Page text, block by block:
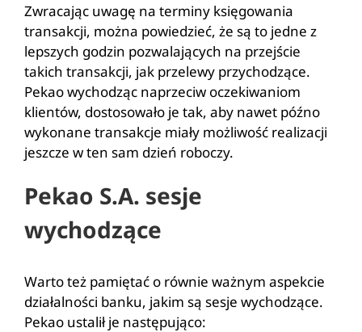
Zwracając uwagę na terminy księgowania
transakcji, można powiedzieć, że są to jedne z
lepszych godzin pozwalających na przejście
takich transakcji, jak przelewy przychodzące.
Pekao wychodząc naprzeciw oczekiwaniom
klientów, dostosowało je tak, aby nawet późno
wykonane transakcje miały możliwość realizacji
jeszcze w ten sam dzień roboczy.
Pekao S.A. sesje
wychodzące
Warto też pamiętać o równie ważnym aspekcie
działalności banku, jakim są sesje wychodzące.
Pekao ustalił je następująco: